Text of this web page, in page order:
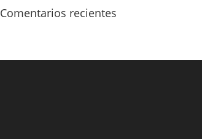
Comentarios recientes